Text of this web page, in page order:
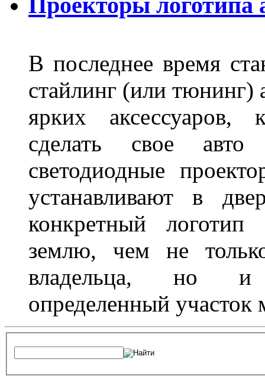
В последнее время
стайлинг (или тюнинг)
ярких аксессуаров,
сделать свое
светодиодные
устанавливают в
конкретный логотип
землю, чем не
владельца, но и
определенный участок